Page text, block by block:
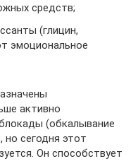
средств;
(глицин,
эмоциональное
активно
(обкалывание
но сегодня этот
Он способствует